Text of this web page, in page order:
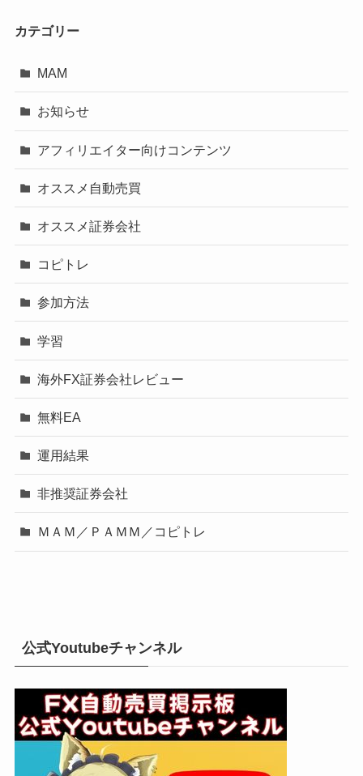
カテゴリー
MAM
お知らせ
アフィリエイター向けコンテンツ
オススメ自動売買
オススメ証券会社
コピトレ
参加方法
学習
海外FX証券会社レビュー
無料EA
運用結果
非推奨証券会社
ＭＡＭ／ＰＡＭＭ／コピトレ
公式Youtubeチャンネル